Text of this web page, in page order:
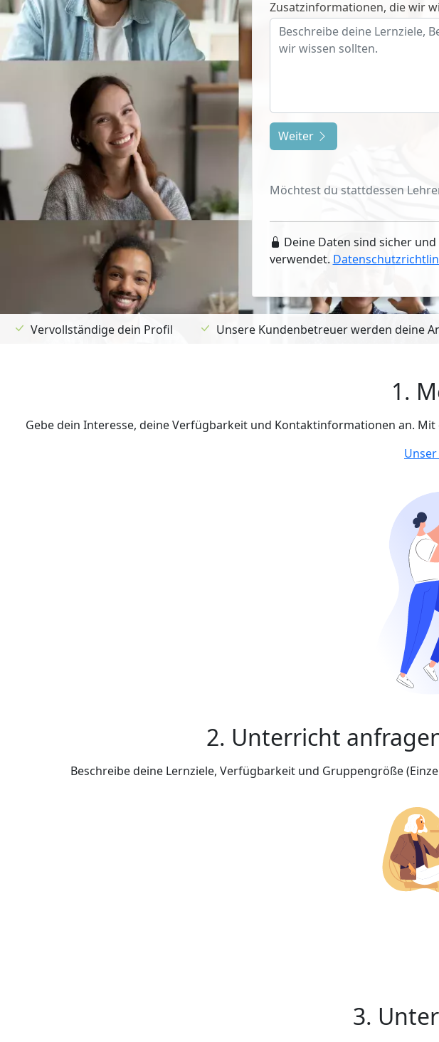
Zusatzinformationen, die wir
Weiter
Möchtest du stattdessen
Deine Daten sind sicher
verwendet.
Vervollständige dein Profil Unsere Kundenbetreuer werden deine
1.
Gebe dein Interesse, deine Verfügbarkeit und Kontaktinformationen an.
2. Unterricht
Beschreibe deine Lernziele, Verfügbarkeit und Gruppengröße
3.